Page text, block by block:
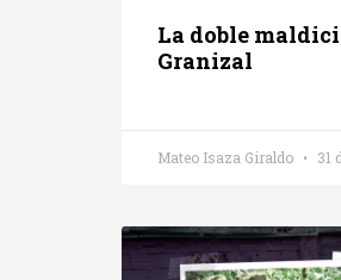
La doble
Granizal
Mateo Isaza Giraldo 31